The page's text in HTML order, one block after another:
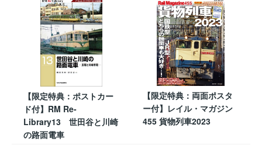
【限定特典：ポストカー
ド付】RM Re-
Library13 世田谷と川崎
の路面電車
【限定特典：両面ポスタ
ー付】レイル・マガジン
455 貨物列車2023